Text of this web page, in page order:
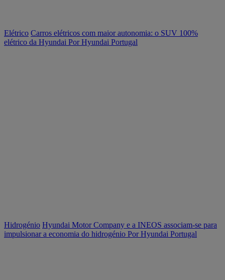
Elétrico Carros elétricos com maior autonomia: o SUV 100%
elétrico da Hyundai Por Hyundai Portugal
Hidrogénio Hyundai Motor Company e a INEOS associam-se para
impulsionar a economia do hidrogénio Por Hyundai Portugal